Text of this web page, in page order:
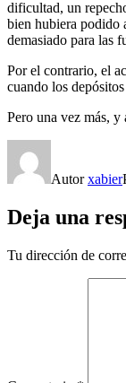
dificultad, un
bien hubiera podido
demasiado para las
Por el contrario, el
cuando los
Pero una vez más,
Autorxabier
Deja una
Tu dirección de